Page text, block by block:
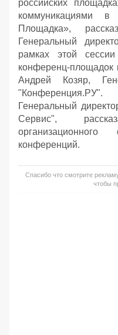
российских
коммуникациями в
Площадка»,
Генеральный
рамках этой
конференц-площадок
Андрей Козяр,
Генеральный
Сервис",
организационного
конференций.
Спасибо что смотрите
чтобы